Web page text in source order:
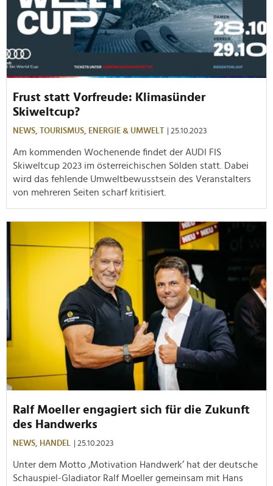
Frust statt Vorfreude: Klimasünder
Skiweltcup?
NEWS, TOURISMUS, ENERGIE & UMWELT | 25.10.2023
Am kommenden Wochenende findet der AUDI FIS
Skiweltcup 2023 im österreichischen Sölden statt. Dabei
wird das fehlende Umweltbewusstsein des Veranstalters
von mehreren Seiten scharf kritisiert.
Ralf Moeller engagiert sich für die Zukunft
des Handwerks
NEWS, HANDEL | 25.10.2023
Unter dem Motto ‚Motivation Handwerk‘ hat der deutsche
Schauspiel-Gladiator Ralf Moeller gemeinsam mit Hans